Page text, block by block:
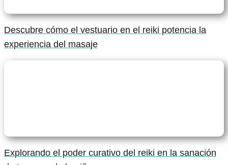
Descubre cómo el vestuario en el reiki potencia la
experiencia del masaje
Explorando el poder curativo del reiki en la sanación